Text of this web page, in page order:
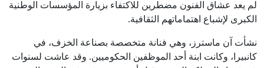
لم يعد عشاق الفنون مضطرين للاكتفاء بزيارة المؤسسات الوطنية
الكبرى لإشباع اهتماماتهم الثقافية.
نشأت آن ماسترز، وهي فنانة متخصصة بصناعة الخزف، في
كانبيرا، وكانت ابنة أحد الموظفين الحكوميين. وقد عاشت لسنوات